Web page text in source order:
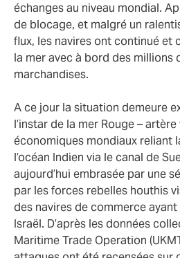
échanges au niveau mondial.
de blocage, et malgré un
flux, les navires ont continué et
la mer avec à bord des millions
marchandises.
A ce jour la situation demeure
l’instar de la mer Rouge –
économiques mondiaux reliant
l’océan Indien via le canal de
aujourd’hui embrasée par une
par les forces rebelles houthis
des navires de commerce
Israël. D’après les données
Maritime Trade Operation